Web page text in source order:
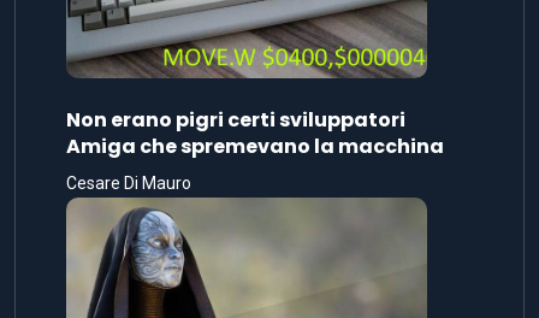
Non erano pigri certi sviluppatori
Amiga che spremevano la macchina
Cesare Di Mauro